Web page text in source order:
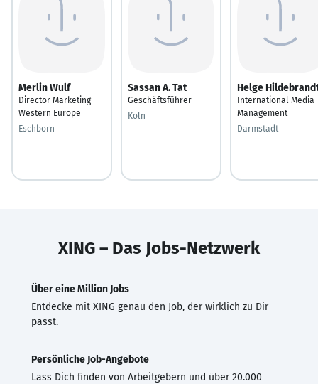
Merlin Wulf
Director Marketing
Western Europe
Eschborn
Sassan A. Tat
Geschäftsführer
Köln
Helge
International Media
Management
Darmstadt
XING – Das Jobs-Netzwerk
Über eine Million Jobs
Entdecke mit XING genau den Job, der wirklich zu Dir
passt.
Persönliche Job-Angebote
Lass Dich finden von Arbeitgebern und über 20.000